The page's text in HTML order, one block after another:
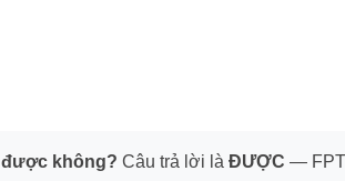
được không? Câu trả lời là ĐƯỢC — FPT